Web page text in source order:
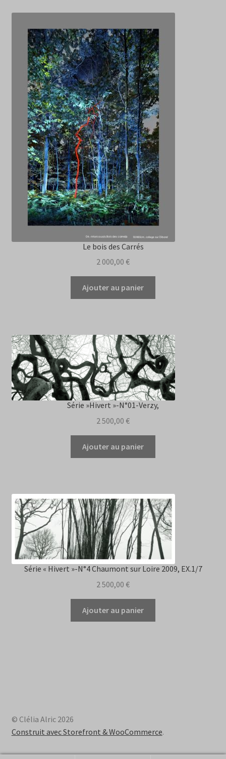
Le bois des Carrés
2 000,00 €
Ajouter au panier
Série »Hivert »-N°01-Verzy,
2 500,00 €
Ajouter au panier
Série « Hivert »-N°4 Chaumont sur Loire 2009, EX.1/7
2 500,00 €
Ajouter au panier
© Clélia Alric 2026
Construit avec Storefront & WooCommerce.